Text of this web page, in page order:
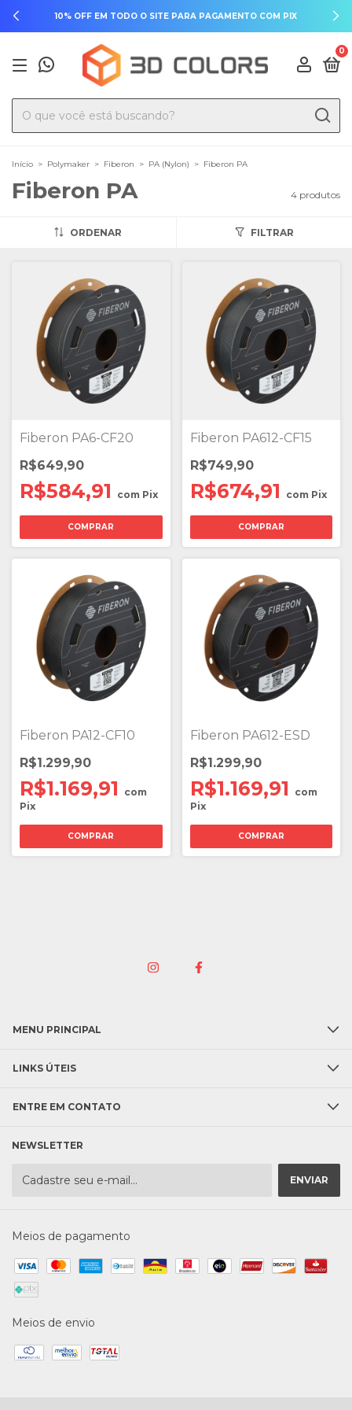
10% OFF EM TODO O SITE PARA PAGAMENTO COM PIX
0
Início > Polymaker > Fiberon > PA (Nylon) > Fiberon PA
Fiberon PA 4 produtos
ORDENAR FILTRAR
Fiberon PA6-CF20
R$649,90
R$584,91 com Pix
COMPRAR
Fiberon PA612-CF15
R$749,90
R$674,91 com Pix
COMPRAR
Fiberon PA12-CF10
R$1.299,90
R$1.169,91
com
Pix
COMPRAR
Fiberon PA612-ESD
R$1.299,90
R$1.169,91
com
Pix
COMPRAR
MENU PRINCIPAL
LINKS ÚTEIS
ENTRE EM CONTATO
NEWSLETTER
Meios de pagamento
Meios de envio